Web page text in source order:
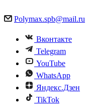
Polymax.spb@mail.ru
Вконтакте
Telegram
YouTube
WhatsApp
Яндекс.Дзен
TikTok